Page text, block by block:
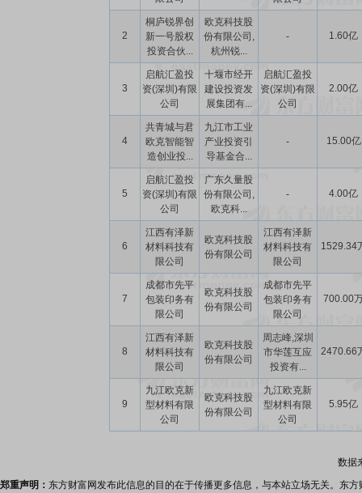
2
桐庐锐界创
新一号股权
投资合伙...
欧克科技股
份有限公司,
杭州锐...
- 1.60亿
3
启航汇盈投
资(深圳)有限
公司
十堰市经开
建设投资发
展集团有...
启航汇盈投
资(深圳)有限
公司
2.00亿
4
共青城与君
欧克智能智
造创业投...
九江市工业
产业投资引
导基金合...
- 15.00亿
5
启航汇盈投
资(深圳)有限
公司
广东久量股
份有限公司,
欧克科...
- 4.00亿
6
江西有泽新
材料科技有
限公司
欧克科技股
份有限公司
江西有泽新
材料科技有
限公司
1529.34
7
成都市先平
包装印务有
限公司
欧克科技股
份有限公司
成都市先平
包装印务有
限公司
700.00
8
江西有泽新
材料科技有
限公司
欧克科技股
份有限公司
周志峰,深圳
市华莲互应
投资有...
2470.66
9
九江欧克新
型材料有限
公司
欧克科技股
份有限公司
九江欧克新
型材料有限
公司
5.95亿
数据
郑重声明： 东方财富网发布此信息的目的在于传播更多信息，与本站立场无关。东